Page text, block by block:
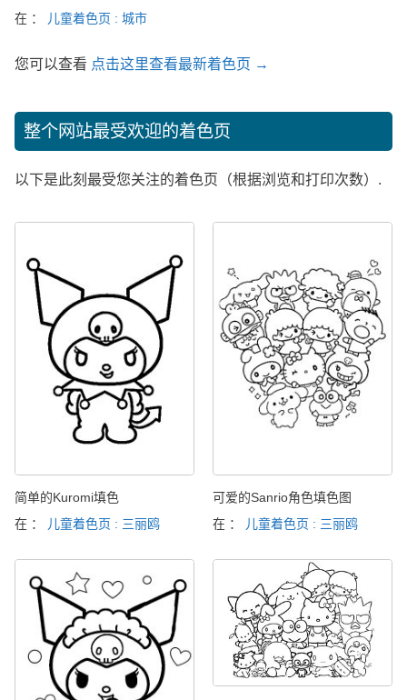
在 ：
儿童着色页 : 城市
您可以查看 点击这里查看最新着色页 →
整个网站最受欢迎的着色页
以下是此刻最受您关注的着色页（根据浏览和打印次数）.
简单的Kuromi填色
在 ：
儿童着色页 : 三丽鸥
可爱的Sanrio角色填色图
在 ：
儿童着色页 : 三丽鸥